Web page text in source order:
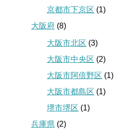
京都市下京区 (1)
大阪府 (8)
大阪市北区 (3)
大阪市中央区 (2)
大阪市阿倍野区 (1)
大阪市都島区 (1)
堺市堺区 (1)
兵庫県 (2)